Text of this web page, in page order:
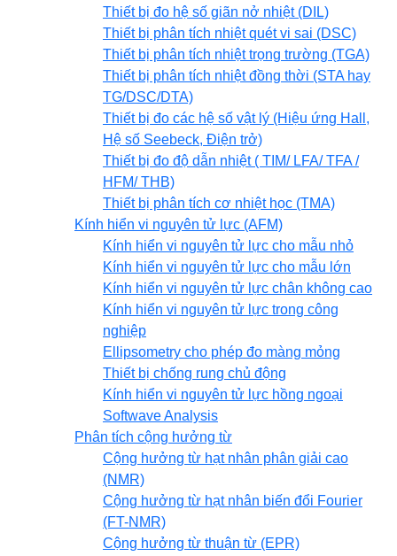
Thiết bị đo hệ số giãn nở nhiệt (DIL)
Thiết bị phân tích nhiệt quét vi sai (DSC)
Thiết bị phân tích nhiệt trọng trường (TGA)
Thiết bị phân tích nhiệt đồng thời (STA hay
TG/DSC/DTA)
Thiết bị đo các hệ số vật lý (Hiệu ứng Hall,
Hệ số Seebeck, Điện trở)
Thiết bị đo độ dẫn nhiệt ( TIM/ LFA/ TFA /
HFM/ THB)
Thiết bị phân tích cơ nhiệt học (TMA)
Kính hiển vi nguyên tử lực (AFM)
Kính hiển vi nguyên tử lực cho mẫu nhỏ
Kính hiển vi nguyên tử lực cho mẫu lớn
Kính hiển vi nguyên tử lực chân không cao
Kính hiển vi nguyên tử lực trong công
nghiệp
Ellipsometry cho phép đo màng mỏng
Thiết bị chống rung chủ động
Kính hiển vi nguyên tử lực hồng ngoại
Softwave Analysis
Phân tích cộng hưởng từ
Cộng hưởng từ hạt nhân phân giải cao
(NMR)
Cộng hưởng từ hạt nhân biến đổi Fourier
(FT-NMR)
Cộng hưởng từ thuận từ (EPR)